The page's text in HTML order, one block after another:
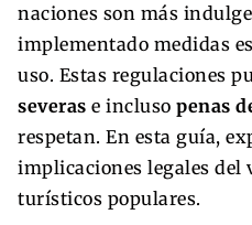
naciones son más
implementado medidas
uso. Estas regulaciones
severas e incluso penas
respetan. En esta guía,
implicaciones legales del
turísticos populares.